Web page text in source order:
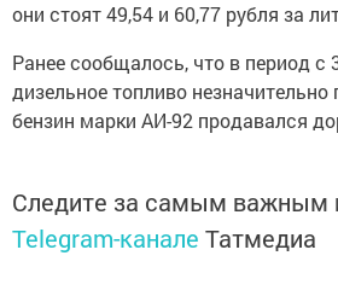
они стоят 49,54 и 60,77 рубля за
Ранее сообщалось, что в период с
дизельное топливо
бензин марки АИ-92 продавался
Следите за самым важным
Telegram-канале Татмедиа